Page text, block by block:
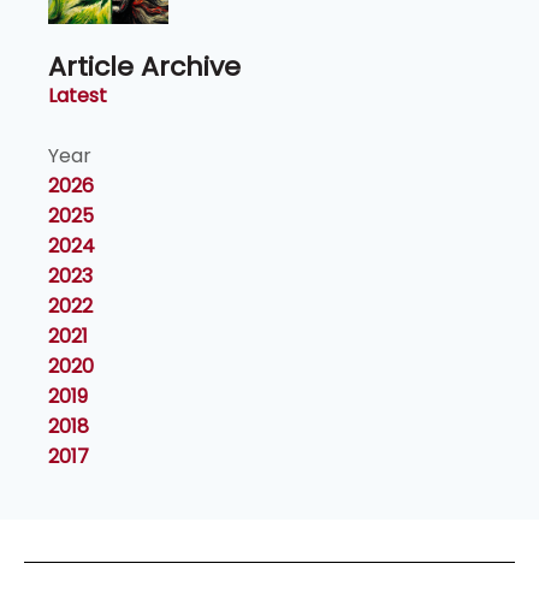
Article Archive
Latest
Year
2026
2025
2024
2023
2022
2021
2020
2019
2018
2017